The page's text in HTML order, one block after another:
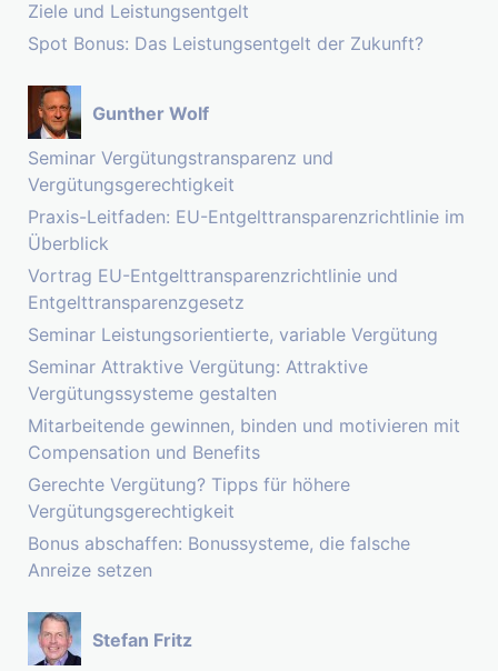
Ziele und Leistungsentgelt
Spot Bonus: Das Leistungsentgelt der Zukunft?
Gunther Wolf
Seminar Vergütungstransparenz und
Vergütungsgerechtigkeit
Praxis-Leitfaden: EU-Entgelttransparenzrichtlinie im
Überblick
Vortrag EU-Entgelttransparenzrichtlinie und
Entgelttransparenzgesetz
Seminar Leistungsorientierte, variable Vergütung
Seminar Attraktive Vergütung: Attraktive
Vergütungssysteme gestalten
Mitarbeitende gewinnen, binden und motivieren mit
Compensation und Benefits
Gerechte Vergütung? Tipps für höhere
Vergütungsgerechtigkeit
Bonus abschaffen: Bonussysteme, die falsche
Anreize setzen
Stefan Fritz